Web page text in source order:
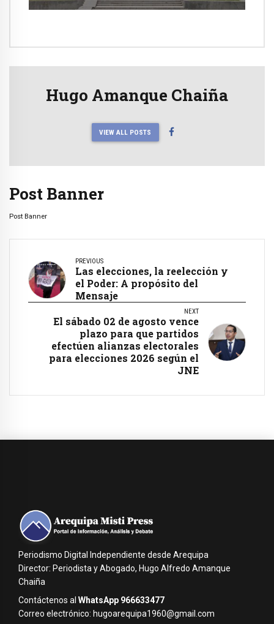
Hugo Amanque Chaiña
VIEW ALL POSTS
Post Banner
Post Banner
PREVIOUS
Las elecciones, la reelección y
el Poder: A propósito del
Mensaje
NEXT
El sábado 02 de agosto vence
plazo para que partidos
efectúen alianzas electorales
para elecciones 2026 según el
JNE
Periodismo Digital Independiente desde Arequipa
Director: Periodista y Abogado, Hugo Alfredo Amanque
Chaiña
Contáctenos al WhatsApp 966633477
Correo electrónico: hugoarequipa1960@gmail.com